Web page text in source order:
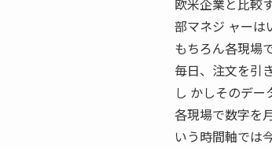
欧米企業と比較
部マネジ ャーは
もちろん各現場
毎日、注文を引
し かしそのデー
各現場で数字を
いう時間軸では